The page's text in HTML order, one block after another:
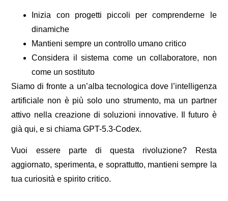
Inizia con progetti piccoli per comprenderne le
dinamiche
Mantieni sempre un controllo umano critico
Considera il sistema come un collaboratore, non
come un sostituto
Siamo di fronte a un’alba tecnologica dove l’intelligenza
artificiale non è più solo uno strumento, ma un partner
attivo nella creazione di soluzioni innovative. Il futuro è
già qui, e si chiama GPT-5.3-Codex.
Vuoi essere parte di questa rivoluzione? Resta
aggiornato, sperimenta, e soprattutto, mantieni sempre la
tua curiosità e spirito critico.